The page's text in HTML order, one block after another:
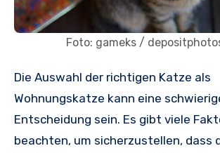
Foto: gameks /
Die Auswahl der richtigen Katze als
Wohnungskatze kann eine
Entscheidung sein. Es gibt viele
beachten, um sicherzustellen, dass